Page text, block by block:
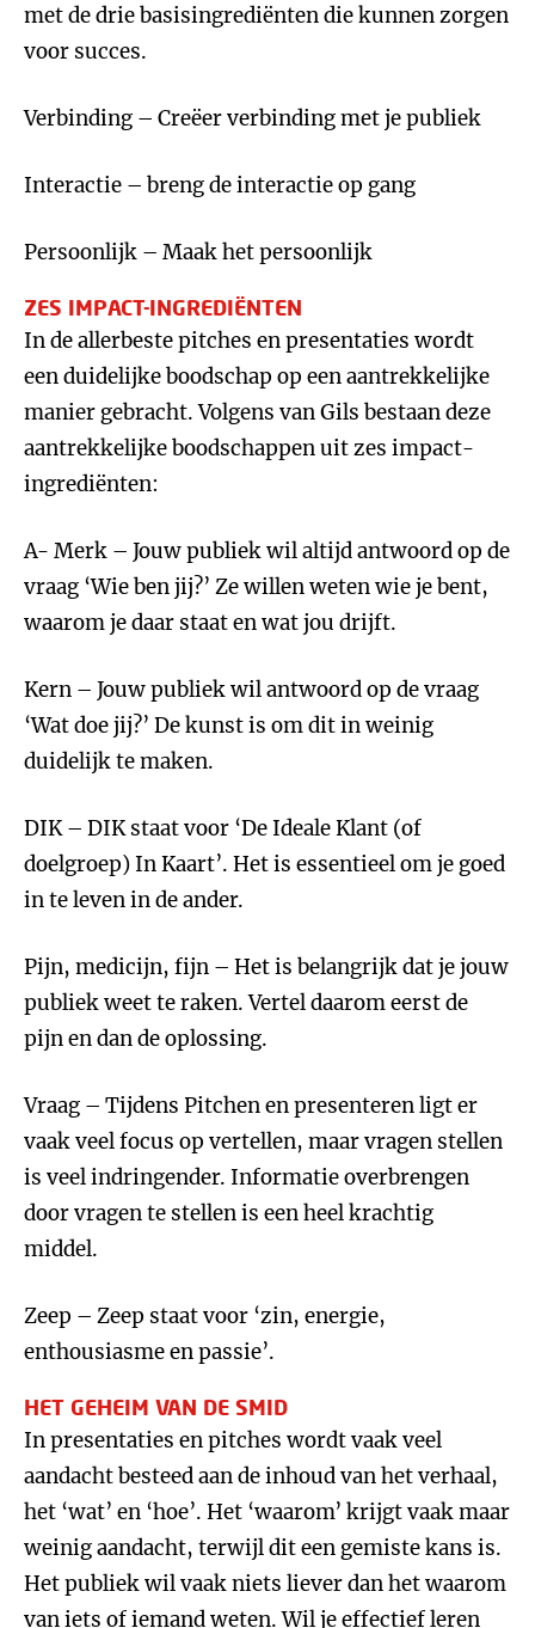
met de drie basisingrediënten die kunnen zorgen
voor succes.
Verbinding – Creëer verbinding met je publiek
Interactie – breng de interactie op gang
Persoonlijk – Maak het persoonlijk
ZES IMPACT-INGREDIËNTEN
In de allerbeste pitches en presentaties wordt
een duidelijke boodschap op een aantrekkelijke
manier gebracht. Volgens van Gils bestaan deze
aantrekkelijke boodschappen uit zes impact-
ingrediënten:
A- Merk – Jouw publiek wil altijd antwoord op de
vraag ‘Wie ben jij?’ Ze willen weten wie je bent,
waarom je daar staat en wat jou drijft.
Kern – Jouw publiek wil antwoord op de vraag
‘Wat doe jij?’ De kunst is om dit in weinig
duidelijk te maken.
DIK – DIK staat voor ‘De Ideale Klant (of
doelgroep) In Kaart’. Het is essentieel om je goed
in te leven in de ander.
Pijn, medicijn, fijn – Het is belangrijk dat je jouw
publiek weet te raken. Vertel daarom eerst de
pijn en dan de oplossing.
Vraag – Tijdens Pitchen en presenteren ligt er
vaak veel focus op vertellen, maar vragen stellen
is veel indringender. Informatie overbrengen
door vragen te stellen is een heel krachtig
middel.
Zeep – Zeep staat voor ‘zin, energie,
enthousiasme en passie’.
HET GEHEIM VAN DE SMID
In presentaties en pitches wordt vaak veel
aandacht besteed aan de inhoud van het verhaal,
het ‘wat’ en ‘hoe’. Het ‘waarom’ krijgt vaak maar
weinig aandacht, terwijl dit een gemiste kans is.
Het publiek wil vaak niets liever dan het waarom
van iets of iemand weten. Wil je effectief leren